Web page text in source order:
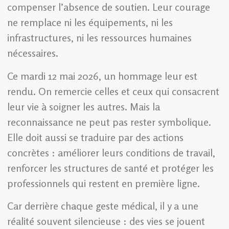
compenser l’absence de soutien. Leur courage
ne remplace ni les équipements, ni les
infrastructures, ni les ressources humaines
nécessaires.
Ce mardi 12 mai 2026, un hommage leur est
rendu. On remercie celles et ceux qui consacrent
leur vie à soigner les autres. Mais la
reconnaissance ne peut pas rester symbolique.
Elle doit aussi se traduire par des actions
concrètes : améliorer leurs conditions de travail,
renforcer les structures de santé et protéger les
professionnels qui restent en première ligne.
Car derrière chaque geste médical, il y a une
réalité souvent silencieuse : des vies se jouent